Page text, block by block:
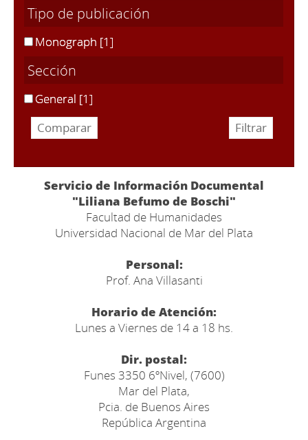
Tipo de publicación
Monograph [1]
Sección
General [1]
Servicio de Información Documental
"Liliana Befumo de Boschi"
Facultad de Humanidades
Universidad Nacional de Mar del Plata
Personal:
Prof. Ana Villasanti
Horario de Atención:
Lunes a Viernes de 14 a 18 hs.
Dir. postal:
Funes 3350 6ºNivel, (7600)
Mar del Plata,
Pcia. de Buenos Aires
República Argentina